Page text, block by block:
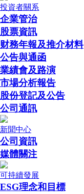
投資者關系
企業管治
股票資訊
财務年報及推介材料
公告與通函
業績會及路演
市場分析報告
股份登記及公告
公司通訊
新聞中心
公司資訊
媒體關注
可持續發展
ESG理念和目標